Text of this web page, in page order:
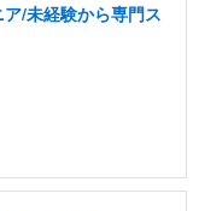
/未経験から専門ス